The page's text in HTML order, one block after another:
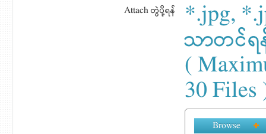
Attach တွဲပို့ရန်
*.jpg,
သာတင်ရ
(
30 Files
Browse